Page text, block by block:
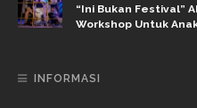
“Ini Bukan Festival”
Workshop Untuk
INFORMASI